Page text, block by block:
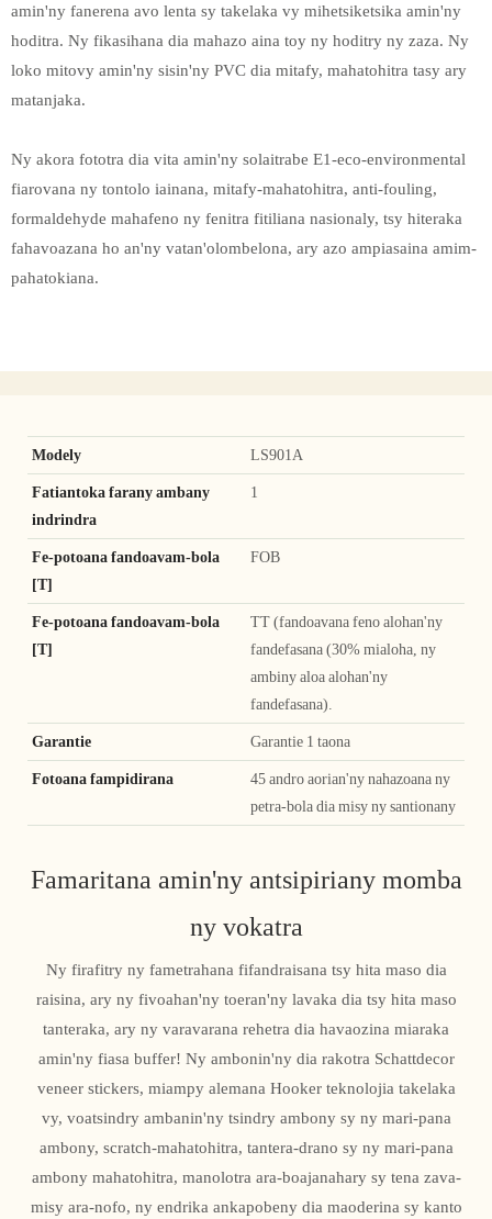
amin'ny fanerena avo lenta sy takelaka vy mihetsiketsika amin'ny
hoditra. Ny fikasihana dia mahazo aina toy ny hoditry ny zaza. Ny
loko mitovy amin'ny sisin'ny PVC dia mitafy, mahatohitra tasy ary
matanjaka.
Ny akora fototra dia vita amin'ny solaitrabe E1-eco-environmental
fiarovana ny tontolo iainana, mitafy-mahatohitra, anti-fouling,
formaldehyde mahafeno ny fenitra fitiliana nasionaly, tsy hiteraka
fahavoazana ho an'ny vatan'olombelona, ​​ary azo ampiasaina amim-
pahatokiana.
Modely LS901A
Fatiantoka farany ambany
indrindra
1
Fe-potoana fandoavam-bola
[T]
FOB
Fe-potoana fandoavam-bola
[T]
TT (fandoavana feno alohan'ny
fandefasana (30% mialoha, ny
ambiny aloa alohan'ny
fandefasana).
Garantie Garantie 1 taona
Fotoana fampidirana
45 andro aorian'ny nahazoana ny
petra-bola dia misy ny santionany
Famaritana amin'ny antsipiriany momba
ny vokatra
Ny firafitry ny fametrahana fifandraisana tsy hita maso dia
raisina, ary ny fivoahan'ny toeran'ny lavaka dia tsy hita maso
tanteraka, ary ny varavarana rehetra dia havaozina miaraka
amin'ny fiasa buffer! Ny ambonin'ny dia rakotra Schattdecor
veneer stickers, miampy alemana Hooker teknolojia takelaka
vy, voatsindry ambanin'ny tsindry ambony sy ny mari-pana
ambony, scratch-mahatohitra, tantera-drano sy ny mari-pana
ambony mahatohitra, manolotra ara-boajanahary sy tena zava-
misy ara-nofo, ny endrika ankapobeny dia maoderina sy kanto